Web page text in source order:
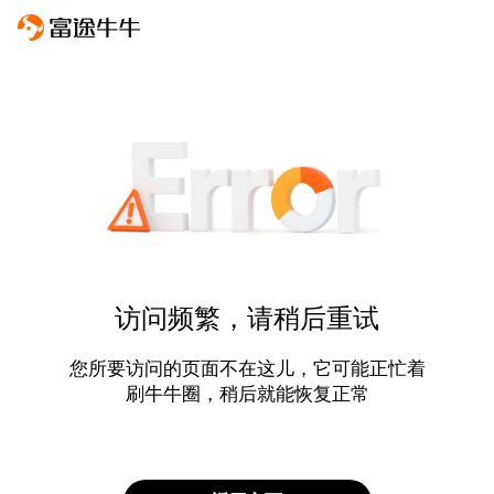
访问频繁，请稍后重试
您所要访问的页面不在这儿，它可能正忙着
刷牛牛圈，稍后就能恢复正常